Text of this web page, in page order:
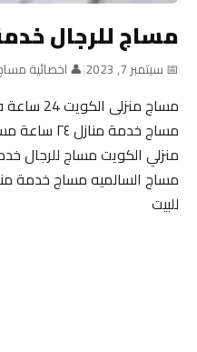
مساج للرجال
📅 سبتمبر 7, 2023 |👤 اخصائية
مساج
مساج خدمة
منزلي الكويت مساج للرجال
مساج السالميه مساج خدمة
للبيت